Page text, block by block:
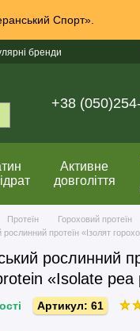
Спорт».
бренди
+38
Активне
довголіття
Протеїн
Гороховий протеїн
рослинний протеїн «Ізолят
рослинний
«Іsolate
Артикул: 61